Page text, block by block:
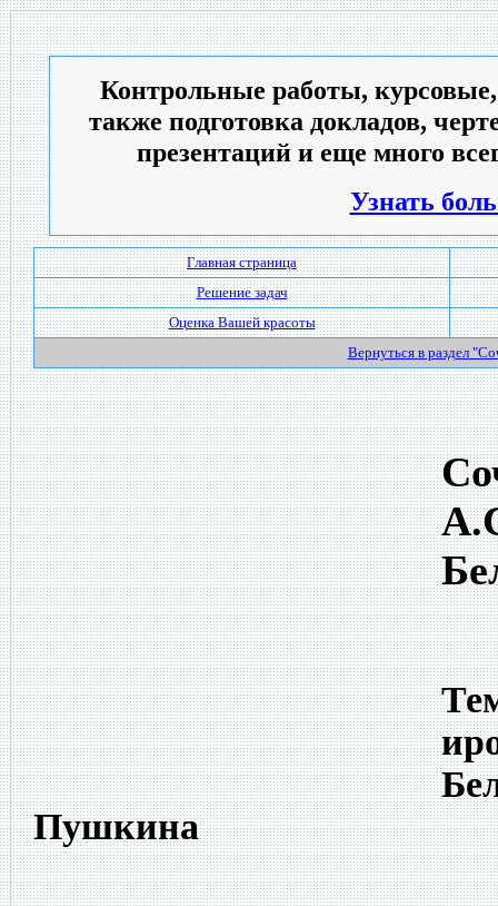
Контрольные работы,
также подготовка докладов,
презентаций и еще много
Узнать
Главная страница
Решение задач
Оценка Вашей красоты
Вернуться в раздел
Пушкина